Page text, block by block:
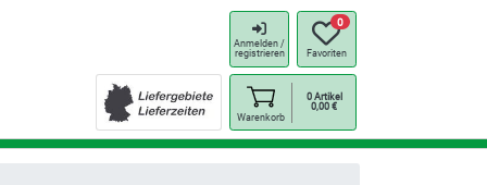
Anmelden /
registrieren
0
Favoriten
Warenkorb
0 Artikel
0,00€